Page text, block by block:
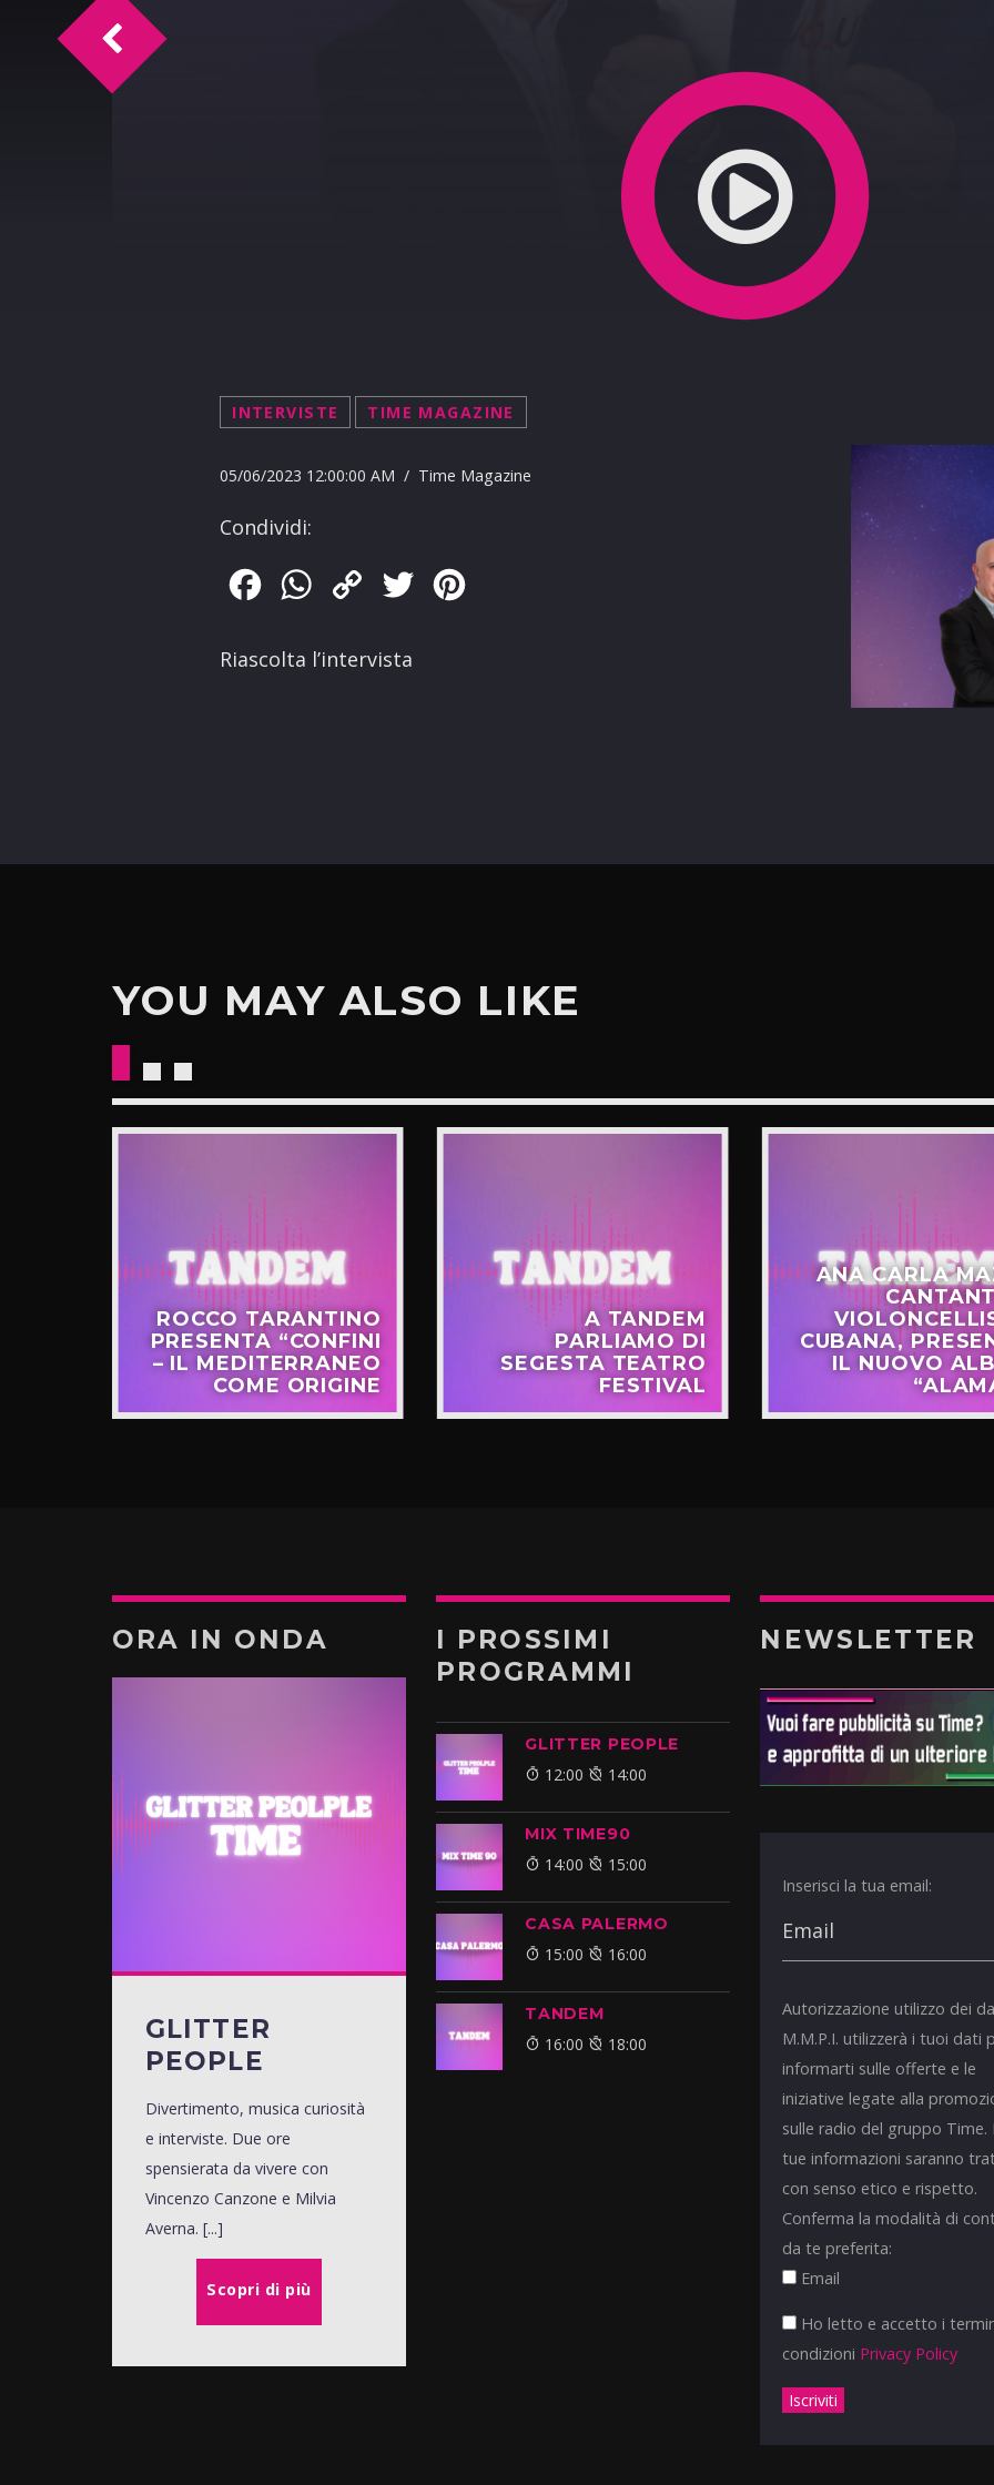
INTERVISTE TIME MAGAZINE
05/06/2023 12:00:00 AM / Time Magazine
Condividi:
FacebookWhatsApp
Copy
Twitter
Riascolta l’intervista
Time Magazine Intervista Francesca Teriaca
YOU MAY ALSO LIKE
ROCCO TARANTINO
PRESENTA “CONFINI
– IL MEDITERRANEO
COME ORIGINE
A TANDEM
PARLIAMO DI
SEGESTA TEATRO
FESTIVAL
ANA CARLA
CUBANA,
IL NUOVO
ORA IN ONDA
GLITTER
PEOPLE
Divertimento, musica curiosità
e interviste. Due ore
spensierata da vivere con
Vincenzo Canzone e Milvia
Averna. [...]
Scopri di più
I PROSSIMI
PROGRAMMI
GLITTER PEOPLE
12:00 14:00
MIX TIME90
14:00 15:00
CASA PALERMO
15:00 16:00
TANDEM
16:00 18:00
NEWSLETTER
Inserisci la tua email:
Autorizzazione utilizzo dei
M.M.P.I. utilizzerà i tuoi dati
informarti sulle offerte e le
iniziative legate alla
sulle radio del gruppo Time.
tue informazioni saranno
con senso etico e rispetto.
Conferma la modalità di
da te preferita:
Email
Ho letto e accetto i
condizioni Privacy Policy